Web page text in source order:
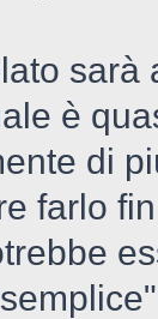
sarà
è
di
farlo